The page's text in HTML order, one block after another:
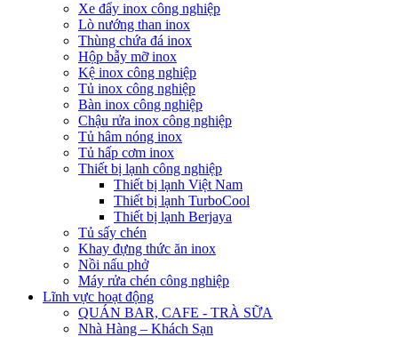
Xe đẩy inox công nghiệp
Lò nướng than inox
Thùng chứa đá inox
Hộp bẫy mỡ inox
Kệ inox công nghiệp
Tủ inox công nghiệp
Bàn inox công nghiệp
Chậu rửa inox công nghiệp
Tủ hâm nóng inox
Tủ hấp cơm inox
Thiết bị lạnh công nghiệp
Thiết bị lạnh Việt Nam
Thiết bị lạnh TurboCool
Thiết bị lạnh Berjaya
Tủ sấy chén
Khay đựng thức ăn inox
Nồi nấu phở
Máy rửa chén công nghiệp
Lĩnh vực hoạt động
QUÁN BAR, CAFE - TRÀ SỮA
Nhà Hàng – Khách Sạn